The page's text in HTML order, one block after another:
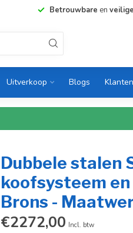
Betrouwbare en veilige
Uitverkoop Blogs
Dubbele stalen
koofsysteem
Brons -
€2272,00 Incl. btw